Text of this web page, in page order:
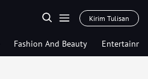
Kirim Tulisan
Fashion And Beauty